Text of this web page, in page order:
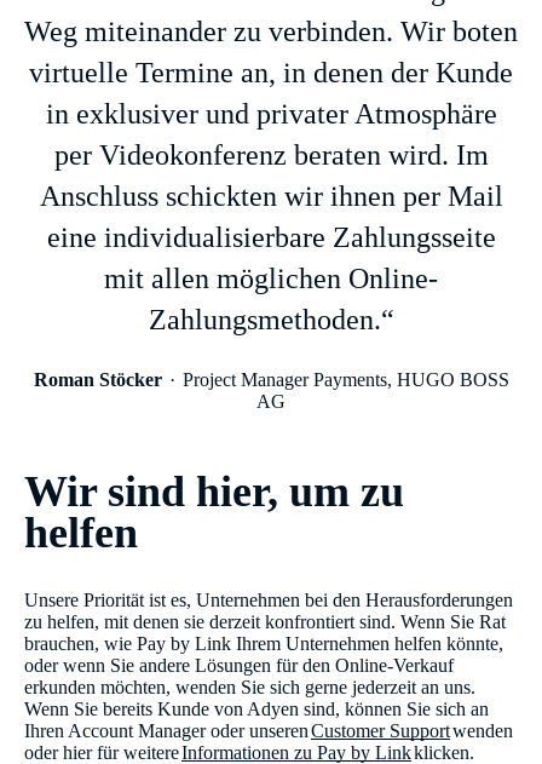
Weg miteinander zu verbinden. Wir boten
virtuelle Termine an, in denen der Kunde
in exklusiver und privater Atmosphäre
per Videokonferenz beraten wird. Im
Anschluss schickten wir ihnen per Mail
eine individualisierbare Zahlungsseite
mit allen möglichen Online-
Zahlungsmethoden.“
Roman Stöcker
Project Manager Payments, HUGO BOSS
AG
Wir sind hier, um zu
helfen
Unsere Priorität ist es, Unternehmen bei den Herausforderungen
zu helfen, mit denen sie derzeit konfrontiert sind. Wenn Sie Rat
brauchen, wie Pay by Link Ihrem Unternehmen helfen könnte,
oder wenn Sie andere Lösungen für den Online-Verkauf
erkunden möchten, wenden Sie sich gerne jederzeit an uns.
Wenn Sie bereits Kunde von Adyen sind, können Sie sich an
Ihren Account Manager oder unserenCustomer Supportwenden
oder hier für weitereInformationen zu Pay by Linkklicken.